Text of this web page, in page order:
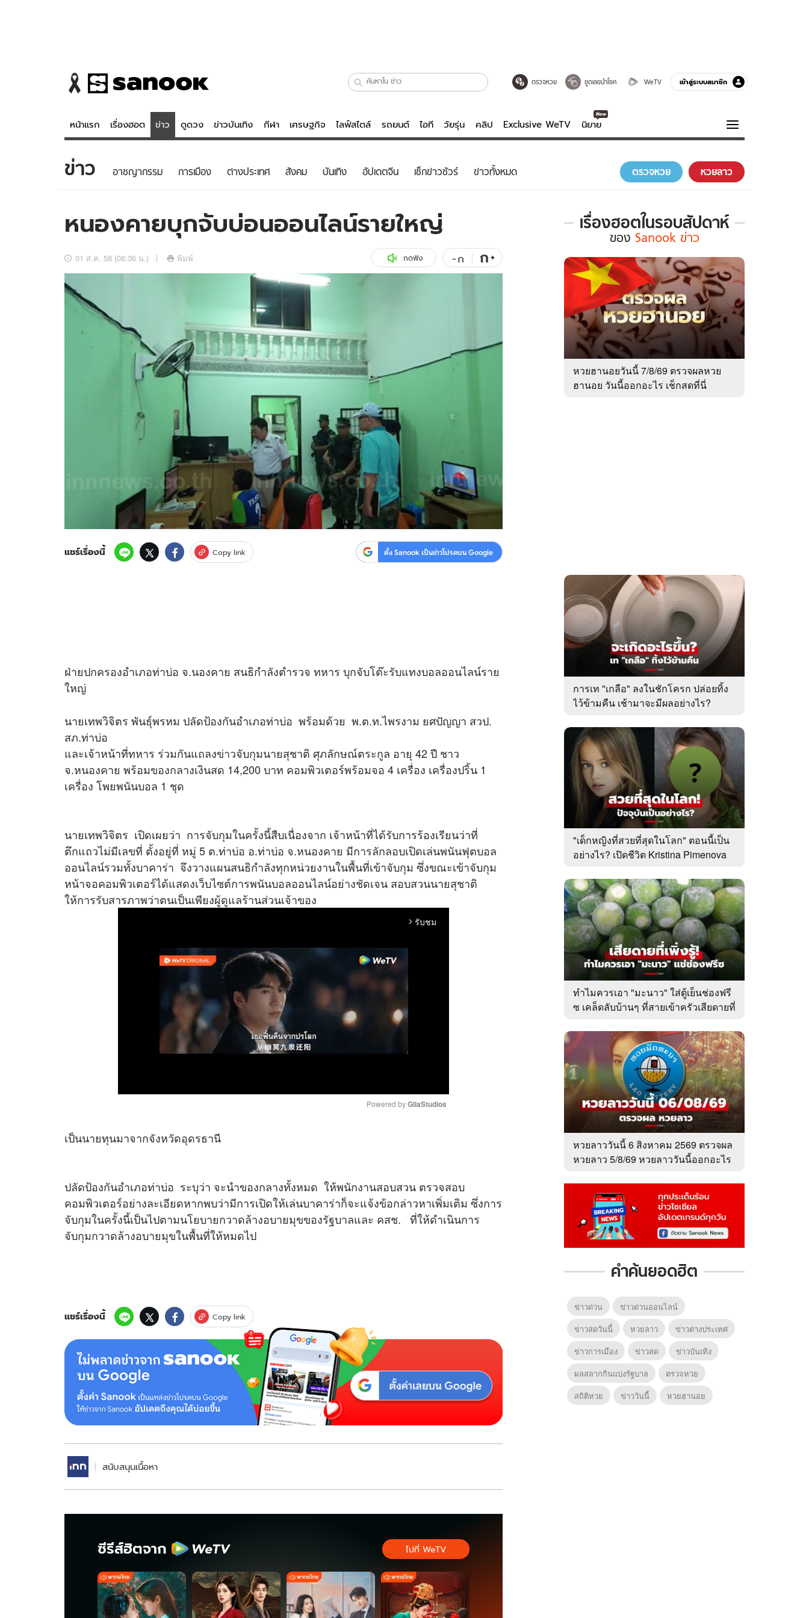
ตรวจหวย ขูดเลขนำโชค WeTV เข้าสู่ระบบสมาชิก
หน้าแรก เรื่องฮอต ข่าว ดูดวง ข่าวบันเทิง กีฬา เศรษฐกิจ ไลฟ์สไตล์ รถยนต์ ไอที วัยรุ่น คลิป Exclusive WeTV นิยาย
ข่าว
ข่าวบันเทิง
เช็กข่าวชัวร์
ดูดวง - ตรวจหวย
สถิติหวยไทย
ไลฟ์สไตล์
วัยรุ่น
รถยนต์
Sanook Choice
บันเทิงครบรส
คลิป
พอดแคสต์
นิยาย
ความรู้รอบตัว
ฮาวทู
ดาวน์โหลดสนุกแอปฟรี ติดตามสนุกโซเชียลได้ที่
บริษัท อิมเมจ ฟิวเจอร์ (ประเทศไทย) จำกัด
ข่าว อาชญากรรม การเมือง ต่างประเทศ สังคม บันเทิง อัปเดตจีน เช็กข่าวชัวร์ ข่าวทั้งหมด ตรวจหวย หวยลาว
หนองคายบุกจับบ่อนออนไลน์รายใหญ่
01 ส.ค. 58 (08:36 น.) พิมพ์ กดฟัง -ก ก+
แชร์เรื่องนี้ Copy link ตั้ง Sanook เป็นข่าวโปรดบน Google
ฝ่ายปกครองอำเภอท่าบ่อ จ.นองคาย สนธิกำลังตำรวจ ทหาร บุกจับโต๊ะรับแทงบอลออนไลน์ราย
ใหญ่
นายเทพวิจิตร พันธุ์พรหม ปลัดป้องกันอำเภอท่าบ่อ พร้อมด้วย พ.ต.ท.ไพรงาม ยศปัญญา สวป.
สภ.ท่าบ่อ
และเจ้าหน้าที่ทหาร ร่วมกันแถลงข่าวจับกุมนายสุชาติ ศุภลักษณ์ตระกูล อายุ 42 ปี ชาว
จ.หนองคาย พร้อมของกลางเงินสด 14,200 บาท คอมพิวเตอร์พร้อมจอ 4 เครื่อง เครื่องปริ้น 1
เครื่อง โพยพนันบอล 1 ชุด
นายเทพวิจิตร เปิดเผยว่า การจับกุมในครั้งนี้สืบเนื่องจาก เจ้าหน้าที่ได้รับการร้องเรียนว่าที่
ตึกแถวไม่มีเลขที่ ตั้งอยู่ที่ หมู่ 5 ต.ท่าบ่อ อ.ท่าบ่อ จ.หนองคาย มีการลักลอบเปิดเล่นพนันฟุตบอล
ออนไลน์รวมทั้งบาคาร่า จึงวางแผนสนธิกำลังทุกหน่วยงานในพื้นที่เข้าจับกุม ซึ่งขณะเข้าจับกุม
หน้าจอคอมพิวเตอร์ได้แสดงเว็บไซต์การพนันบอลออนไลน์อย่างชัดเจน สอบสวนนายสุชาติ
ให้การรับสารภาพว่าตนเป็นเพียงผู้ดูแลร้านส่วนเจ้าของ
arrow_forward_ios รับชม
e
Powered by GliaStudios
เป็นนายทุนมาจากจังหวัดอุดรธานี
ปลัดป้องกันอำเภอท่าบ่อ ระบุว่า จะนำของกลางทั้งหมด ให้พนักงานสอบสวน ตรวจสอบ
คอมพิวเตอร์อย่างละเอียดหากพบว่ามีการเปิดให้เล่นบาคาร่าก็จะแจ้งข้อกล่าวหาเพิ่มเติม ซึ่งการ
จับกุมในครั้งนี้เป็นไปตามนโยบายกวาดล้างอบายมุขของรัฐบาลและ คสช. ที่ให้ดำเนินการ
จับกุมกวาดล้างอบายมุขในพื้นที่ให้หมดไป
แชร์เรื่องนี้ Copy link
สนับสนุนเนื้อหา
ซีรีส์ฮิตจาก ไปที่ WeTV
เรื่องฮอตในรอบสัปดาห์
เรื่อง
ใน
รอบ
สัปดาห์
Sanook
ข่าว
ของ Sanook ข่าว
หวยฮานอยวันนี้ 7/8/69 ตรวจผลหวย
ฮานอย วันนี้ออกอะไร เช็กสดที่นี่
การเท "เกลือ" ลงในชักโครก ปล่อยทิ้ง
ไว้ข้ามคืน เช้ามาจะมีผลอย่างไร?
"เด็กหญิงที่สวยที่สุดในโลก" ตอนนี้เป็น
อย่างไร? เปิดชีวิต Kristina Pimenova
ทำไมควรเอา "มะนาว" ใส่ตู้เย็นช่องฟรี
ซ เคล็ดลับบ้านๆ ที่สายเข้าครัวเสียดายที่
หวยลาววันนี้ 6 สิงหาคม 2569 ตรวจผล
หวยลาว 5/8/69 หวยลาววันนี้ออกอะไร
คำค้นยอดฮิต
ข่าวด่วน
ข่าวด่วนออนไลน์
ข่าวสดวันนี้
หวยลาว
ข่าวต่างประเทศ
ข่าวการเมือง
ข่าวสด
ข่าวบันเทิง
ผลสลากกินแบ่งรัฐบาล
ตรวจหวย
สถิติหวย
ข่าววันนี้ หวยฮานอย